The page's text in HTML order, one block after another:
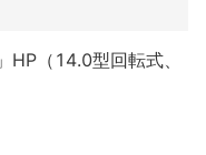
」HP（14.0型回転式、